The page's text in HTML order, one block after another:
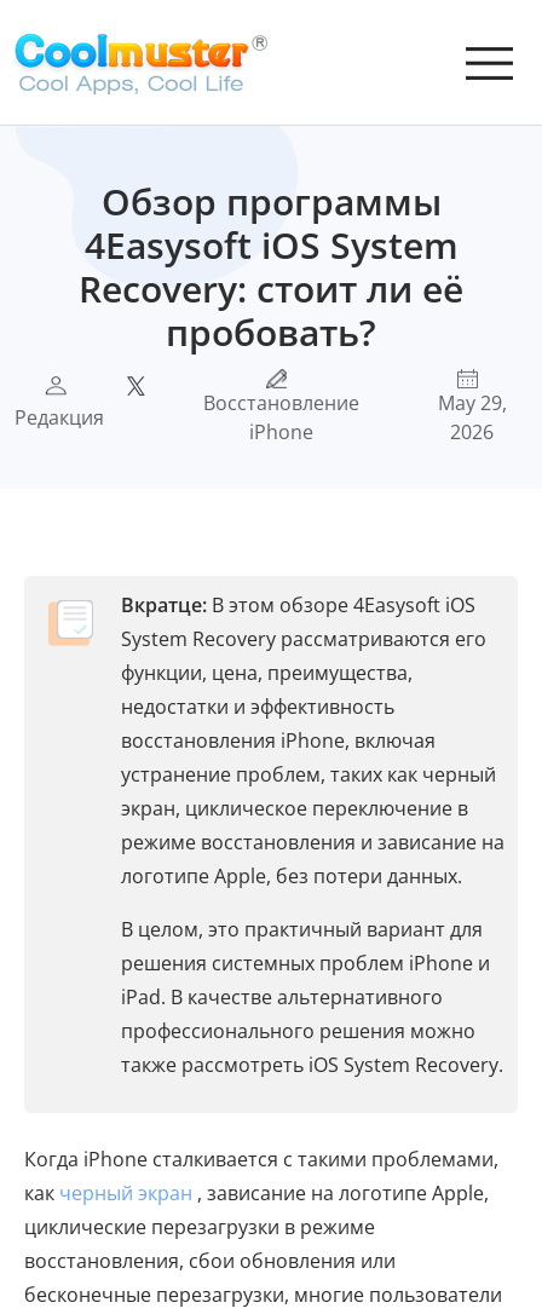
Обзор программы
4Easysoft iOS System
Recovery: стоит ли её
пробовать?
Редакция
Восстановление
iPhone
May 29,
2026
Вкратце: В этом обзоре 4Easysoft iOS
System Recovery рассматриваются его
функции, цена, преимущества,
недостатки и эффективность
восстановления iPhone, включая
устранение проблем, таких как черный
экран, циклическое переключение в
режиме восстановления и зависание на
логотипе Apple, без потери данных.
В целом, это практичный вариант для
решения системных проблем iPhone и
iPad. В качестве альтернативного
профессионального решения можно
также рассмотреть iOS System Recovery.
Когда iPhone сталкивается с такими проблемами,
как черный экран , зависание на логотипе Apple,
циклические перезагрузки в режиме
восстановления, сбои обновления или
бесконечные перезагрузки, многие пользователи